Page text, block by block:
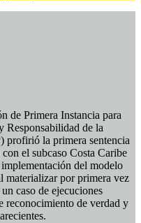
de Primera Instancia para
Responsabilidad de la
profirió la primera sentencia
el subcaso Costa Caribe
del modelo
materializar por primera vez
caso de ejecuciones
reconocimiento de verdad y